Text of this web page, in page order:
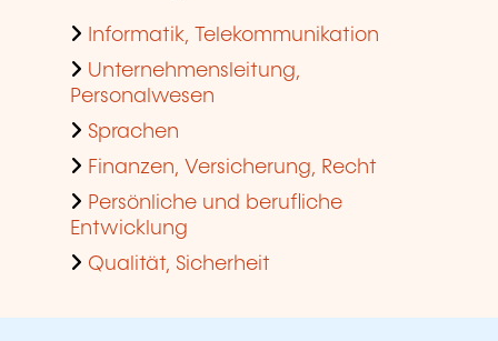
Informatik, Telekommunikation
Unternehmensleitung,
Personalwesen
Sprachen
Finanzen, Versicherung, Recht
Persönliche und berufliche
Entwicklung
Qualität, Sicherheit